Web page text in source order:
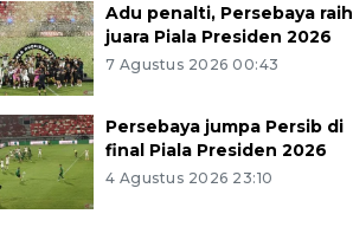
Adu penalti, Persebaya raih
juara Piala Presiden 2026
7 Agustus 2026 00:43
Persebaya jumpa Persib di
final Piala Presiden 2026
4 Agustus 2026 23:10